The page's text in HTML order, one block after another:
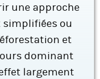
une approche
simplifiées ou
et
dominant
largement